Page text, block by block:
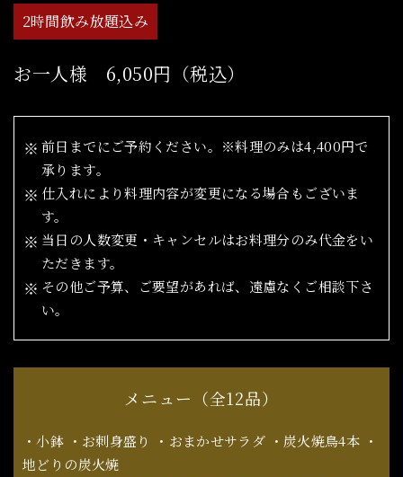
2時間飲み放題込み
お一人様 6,050円（税込）
前日までにご予約ください。※料理のみは4,400円で
承ります。
仕入れにより料理内容が変更になる場合もございま
す。
当日の人数変更・キャンセルはお料理分のみ代金をい
ただきます。
その他ご予算、ご要望があれば、遠慮なくご相談下さ
い。
メニュー（全12品）
・小鉢 ・お刺身盛り ・おまかせサラダ ・炭火焼鳥4本 ・
地どりの炭火焼